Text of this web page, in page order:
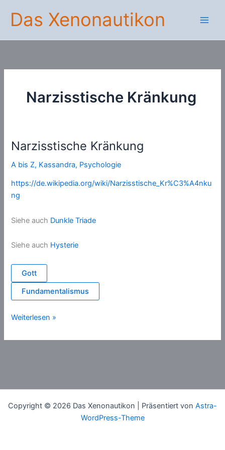
Inhalt
springen
Das Xenonautikon
Narzisstische Kränkung
Narzisstische Kränkung
A bis Z, Kassandra, Psychologie
https://de.wikipedia.org/wiki/Narzisstische_Kr%C3%A4nku
ng
Siehe auch Dunkle Triade
Siehe auch Hysterie
Gott
Fundamentalismus
Narzisstische
Weiterlesen »
Copyright © 2026 Das Xenonautikon | Präsentiert von Astra-
WordPress-Theme